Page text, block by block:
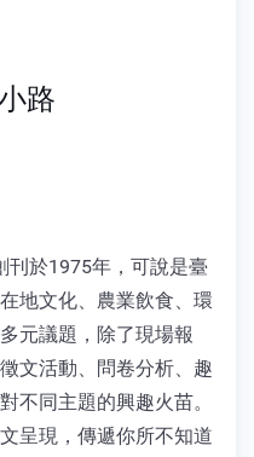
路
於1975年，可說是臺
地文化、農業飲食、環
元議題，除了現場報
文活動、問卷分析、趣
不同主題的興趣火苗。
呈現，傳遞你所不知道